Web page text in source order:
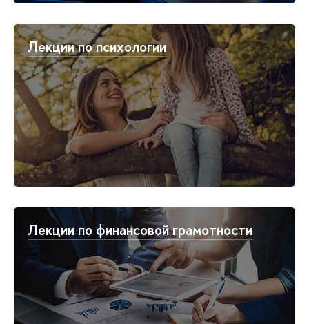
Лекции по психологии
Лекции по финансовой грамотности